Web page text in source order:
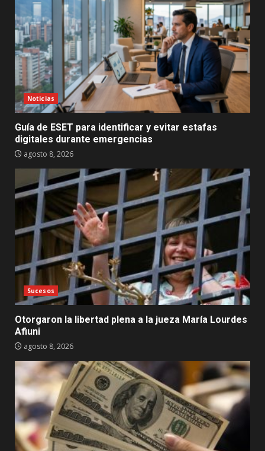
Noticias
Guía de ESET para identificar y evitar estafas
digitales durante emergencias
agosto 8, 2026
Sucesos
Otorgaron la libertad plena a la jueza María Lourdes
Afiuni
agosto 8, 2026